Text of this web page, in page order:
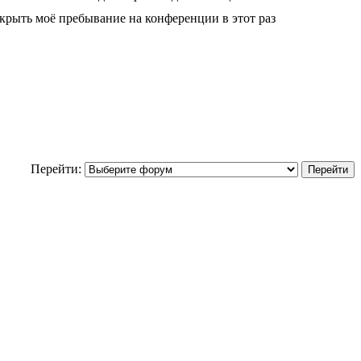
моё пребывание на конференции в этот раз
Перейти: